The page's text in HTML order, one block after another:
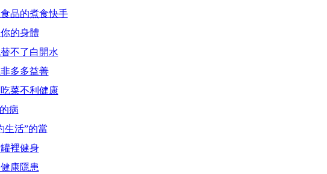
品的煮食快手
的身體
不了白開水
多多益善
菜不利健康
病
生活”的當
裡健身
康隱患